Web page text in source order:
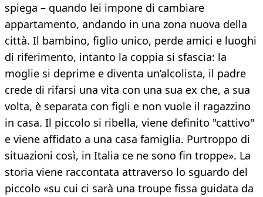
spiega – quando lei impone di cambiare
appartamento, andando in una zona nuova della
città. Il bambino, figlio unico, perde amici e luoghi
di riferimento, intanto la coppia si sfascia: la
moglie si deprime e diventa un’alcolista, il padre
crede di rifarsi una vita con una sua ex che, a sua
volta, è separata con figli e non vuole il ragazzino
in casa. Il piccolo si ribella, viene definito "cattivo"
e viene affidato a una casa famiglia. Purtroppo di
situazioni così, in Italia ce ne sono fin troppe». La
storia viene raccontata attraverso lo sguardo del
piccolo «su cui ci sarà una troupe fissa guidata da